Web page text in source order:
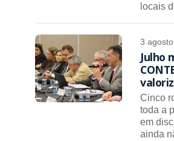
locais
3
Julho
Cinco
toda a
em
ainda